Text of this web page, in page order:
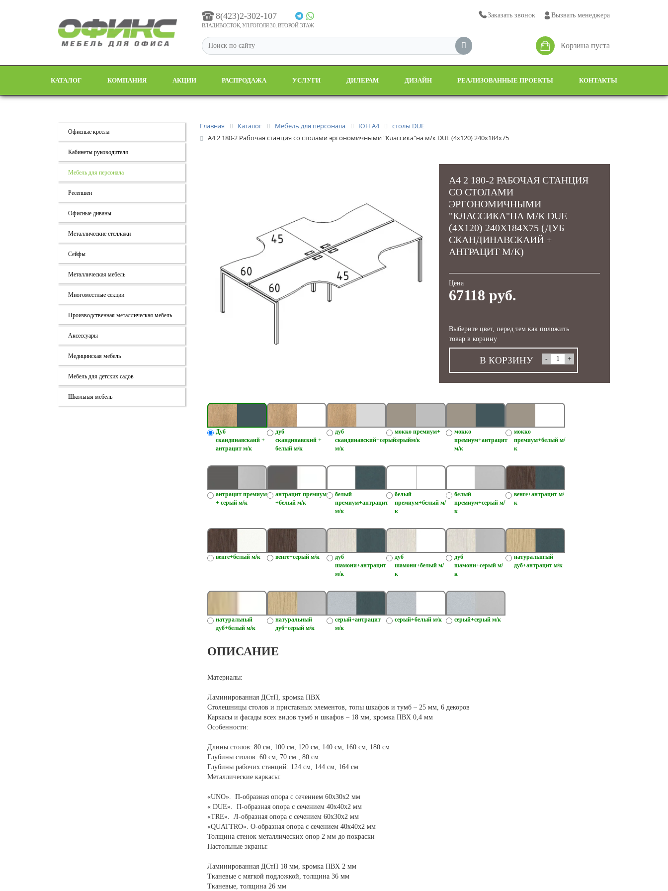
8(423)2-302-107
ВЛАДИВОСТОК, УЛ.ГОГОЛЯ 30, ВТОРОЙ ЭТАЖ
Заказать звонок Вызвать менеджера
Корзина пуста
КАТАЛОГ КОМПАНИЯ АКЦИИ РАСПРОДАЖА УСЛУГИ ДИЛЕРАМ ДИЗАЙН РЕАЛИЗОВАННЫЕ ПРОЕКТЫ КОНТАКТЫ
Офисные кресла
Кабинеты руководителя
Мебель для персонала
Ресепшен
Офисные диваны
Металлические стеллажи
Сейфы
Металлическая мебель
Многоместные секции
Производственная металлическая мебель
Аксессуары
Медицинская мебель
Мебель для детских садов
Школьная мебель
Главная Каталог Мебель для персонала ЮН А4
столы DUE
А4 2 180-2 Рабочая станция со столами эргономичными "Классика"на м/к DUE (4х120) 240x184x75
А4 2 180-2 РАБОЧАЯ СТАНЦИЯ
СО СТОЛАМИ
ЭРГОНОМИЧНЫМИ
"КЛАССИКА"НА М/К DUE
(4Х120) 240X184X75 (ДУБ
СКАНДИНАВСКАИЙ +
АНТРАЦИТ М/К)
Цена
67118 руб.
Выберите цвет, перед тем как положить
товар в корзину
В КОРЗИНУ
Дуб
скандинавскаий +
антрацит м/к
дуб
скандинавский +
белый м/к
дуб
скандинавский+серый
м/к
мокко премиум+
серыйм/к
мокко
премиум+антрацит
м/к
мокко
премиум+белый м/
к
антрацит премиум
+ серый м/к
антрацит премиум
+белый м/к
белый
премиум+антрацит
м/к
белый
премиум+белый м/
к
белый
премиум+серый м/
к
венге+антрацит м/
к
венге+белый м/к венге+серый м/к
дуб
шамони+антрацит
м/к
дуб
шамони+белый м/
к
дуб
шамони+серый м/
к
натуральнгый
дуб+антрацит м/к
натуральный
дуб+белый м/к
натуральный
дуб+серый м/к
серый+антрацит
м/к
серый+белый м/к серый+серый м/к
ОПИСАНИЕ
Материалы:
Ламинированная ДСтП, кромка ПВХ
Столешницы столов и приставных элементов, топы шкафов и тумб – 25 мм, 6 декоров
Каркасы и фасады всех видов тумб и шкафов – 18 мм, кромка ПВХ 0,4 мм
Особенности:
Длины столов: 80 см, 100 см, 120 см, 140 см, 160 см, 180 см
Глубины столов: 60 см, 70 см , 80 см
Глубины рабочих станций: 124 см, 144 см, 164 см
Металлические каркасы:
«UNO». П-образная опора с сечением 60х30х2 мм
« DUE». П-образная опора с сечением 40х40х2 мм
«TRE». Л-образная опора с сечением 60х30х2 мм
«QUATTRO». О-образная опора с сечением 40х40х2 мм
Толщина стенок металлических опор 2 мм до покраски
Настольные экраны:
Ламинированная ДСтП 18 мм, кромка ПВХ 2 мм
Тканевые с мягкой подложкой, толщина 36 мм
Тканевые, толщина 26 мм